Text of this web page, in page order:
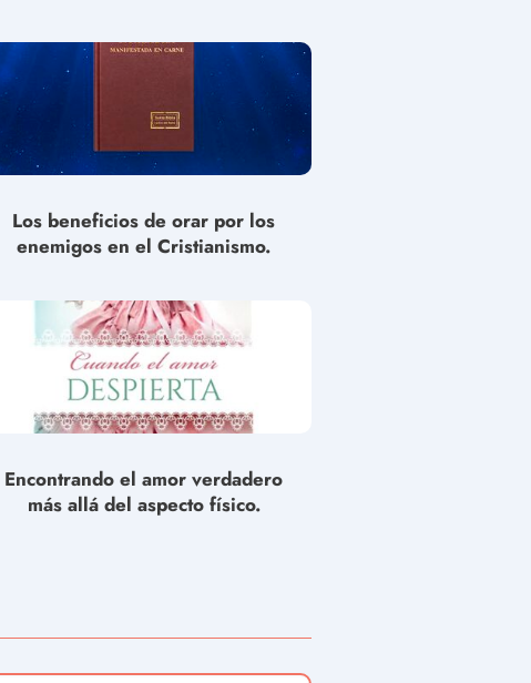
Los beneficios de orar por los
enemigos en el Cristianismo.
Encontrando el amor verdadero
más allá del aspecto físico.